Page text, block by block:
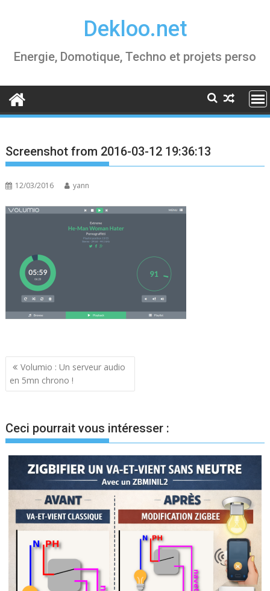
Dekloo.net
Energie, Domotique, Techno et projets perso
Screenshot from 2016-03-12 19:36:13
12/03/2016 yann
Navigation
de
Volumio : Un serveur audio
en 5mn chrono !
Ceci pourrait vous intéresser :